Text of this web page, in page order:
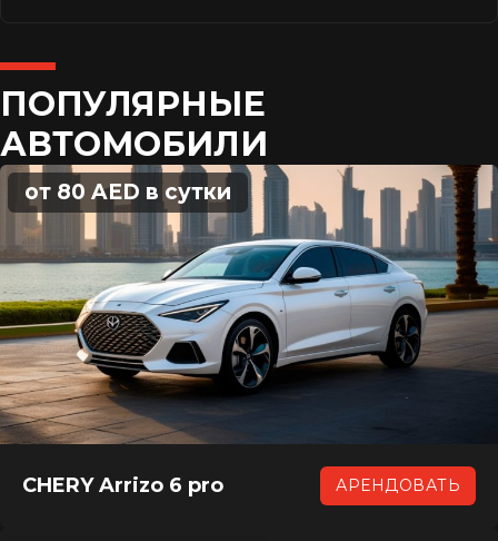
ПОПУЛЯРНЫЕ
АВТОМОБИЛИ
CHERY Arrizo 6 pro АРЕНДОВАТЬ
от 80 AED в сутки